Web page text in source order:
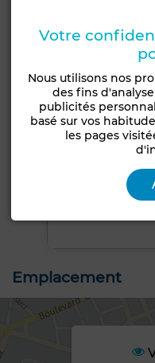
Emplacement
Votre
Nous utilisons nos
des fins
publicités
basé sur vos
les pages